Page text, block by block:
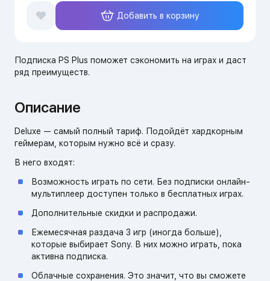
Подписка PS Plus поможет сэкономить на играх и даст
ряд преимуществ.
Добавить в корзину
Описание
Deluxe — самый полный тариф. Подойдёт хардкорным
геймерам, которым нужно всё и сразу.
В него входят:
Возможность играть по сети. Без подписки онлайн-
мультиплеер доступен только в бесплатных играх.
Дополнительные скидки и распродажи.
Ежемесячная раздача 3 игр (иногда больше),
которые выбирает Sony. В них можно играть, пока
активна подписка.
Облачные сохранения. Это значит, что вы сможете